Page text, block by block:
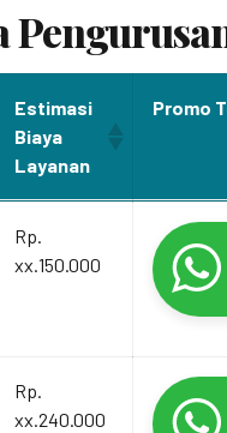
Estimasi
Biaya
Layanan
Promo
Biaya
Layanan
Rp.
xx.150.000
Rp.
xx.240.000